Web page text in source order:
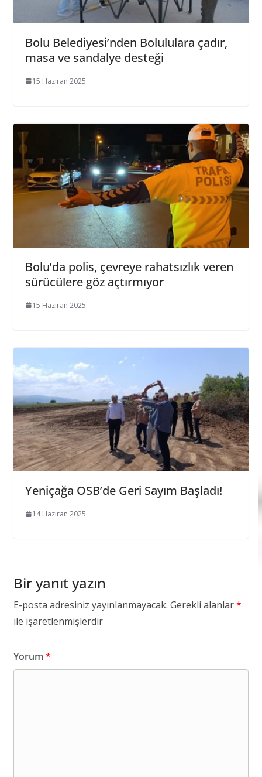
Bolu Belediyesi’nden Bolululara çadır,
masa ve sandalye desteği
15 Haziran 2025
Bolu’da polis, çevreye rahatsızlık veren
sürücülere göz açtırmıyor
15 Haziran 2025
Yeniçağa OSB’de Geri Sayım Başladı!
14 Haziran 2025
Bir yanıt yazın
E-posta adresiniz yayınlanmayacak. Gerekli alanlar*
ile işaretlenmişlerdir
Yorum *